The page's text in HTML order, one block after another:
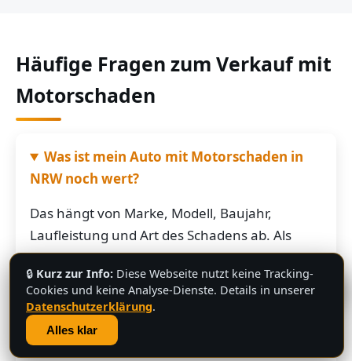
Häufige Fragen zum Verkauf mit
Motorschaden
Was ist mein Auto mit Motorschaden in
NRW noch wert?
Das hängt von Marke, Modell, Baujahr,
Laufleistung und Art des Schadens ab. Als
grobe Richtung: Fahrzeuge mit Motorschaden
bringen je nach Restwert der Karosserie und
der Teile oft noch mehrere hundert bis
mehrere tausend Euro. Schicken Sie uns die
Fahrzeugdaten – Sie bekommen von uns eine
💬
🔒 Kurz zur Info: Diese Webseite nutzt keine Tracking-
Cookies und keine Analyse-Dienste. Details in unserer
Datenschutzerklärung.
Alles klar